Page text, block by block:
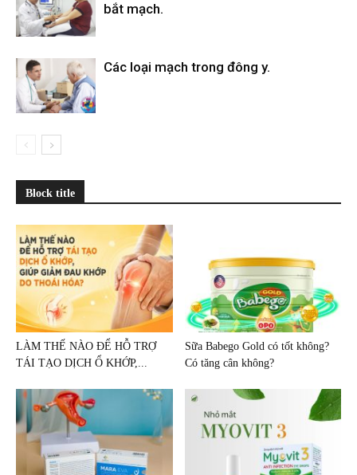
bắt mạch.
Các loại mạch trong đông y.
Block title
LÀM THẾ NÀO ĐỂ HỖ TRỢ
TÁI TẠO DỊCH Ổ KHỚP,...
Sữa Babego Gold có tốt không?
Có tăng cân không?